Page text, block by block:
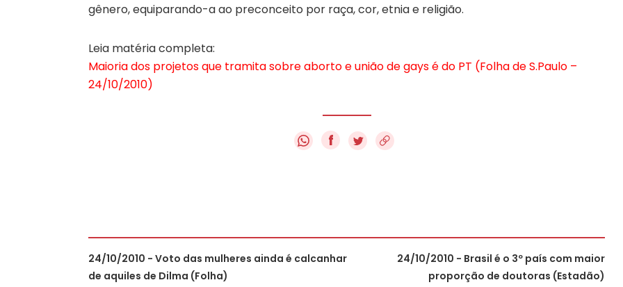
gênero, equiparando-a ao preconceito por raça, cor, etnia e religião.
Leia matéria completa:
Maioria dos projetos que tramita sobre aborto e união de gays é do PT (Folha de S.Paulo –
24/10/2010)
f
24/10/2010 - Voto das mulheres ainda é calcanhar
de aquiles de Dilma (Folha)
24/10/2010 - Brasil é o 3º país com maior
proporção de doutoras (Estadão)